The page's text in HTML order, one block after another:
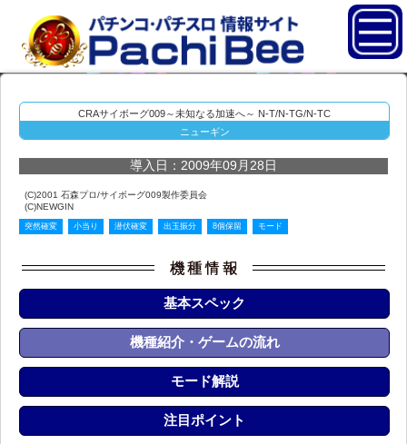
CRAサイボーグ009～未知なる加速へ～ N-T/N-TG/N-TC
ニューギン
導入日：2009年09月28日
(C)2001 石森プロ/サイボーグ009製作委員会
(C)NEWGIN
突然確変 小当り 潜伏確変 出玉振分 8個保留 モード
基本スペック
機種紹介・ゲームの流れ
モード解説
注目ポイント